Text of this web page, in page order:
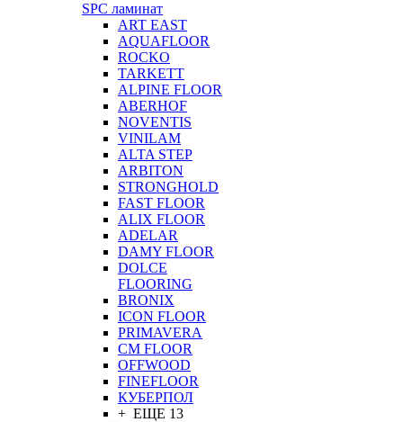
SPC ламинат
ART EAST
AQUAFLOOR
ROCKO
TARKETT
ALPINE FLOOR
ABERHOF
NOVENTIS
VINILAM
ALTA STEP
ARBITON
STRONGHOLD
FAST FLOOR
ALIX FLOOR
ADELAR
DAMY FLOOR
DOLCE
FLOORING
BRONIX
ICON FLOOR
PRIMAVERA
CM FLOOR
OFFWOOD
FINEFLOOR
КУБЕРПОЛ
+ ЕЩЕ 13